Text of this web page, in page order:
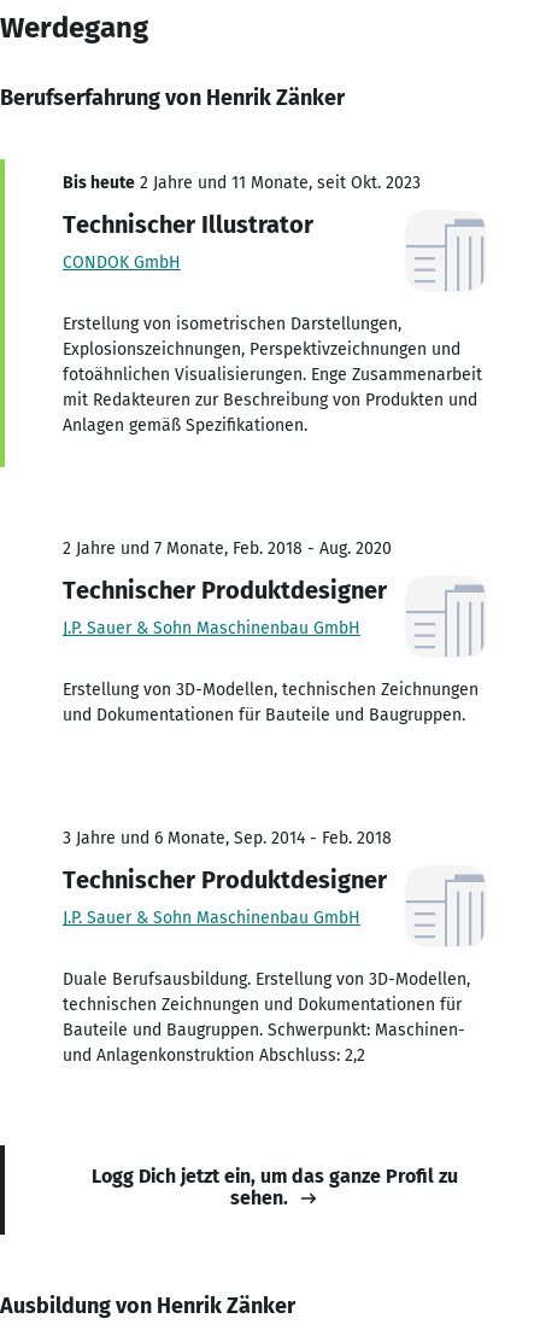
Werdegang
Berufserfahrung von Henrik Zänker
Bis heute 2 Jahre und 11 Monate, seit Okt. 2023
Technischer Illustrator
CONDOK GmbH
Erstellung von isometrischen Darstellungen,
Explosionszeichnungen, Perspektivzeichnungen und
fotoähnlichen Visualisierungen. Enge Zusammenarbeit
mit Redakteuren zur Beschreibung von Produkten und
Anlagen gemäß Spezifikationen.
2 Jahre und 7 Monate, Feb. 2018 - Aug. 2020
Technischer Produktdesigner
J.P. Sauer & Sohn Maschinenbau GmbH
Erstellung von 3D-Modellen, technischen Zeichnungen
und Dokumentationen für Bauteile und Baugruppen.
3 Jahre und 6 Monate, Sep. 2014 - Feb. 2018
Technischer Produktdesigner
J.P. Sauer & Sohn Maschinenbau GmbH
Duale Berufsausbildung. Erstellung von 3D-Modellen,
technischen Zeichnungen und Dokumentationen für
Bauteile und Baugruppen. Schwerpunkt: Maschinen-
und Anlagenkonstruktion Abschluss: 2,2
Logg Dich jetzt ein, um das ganze Profil zu
sehen.
Ausbildung von Henrik Zänker